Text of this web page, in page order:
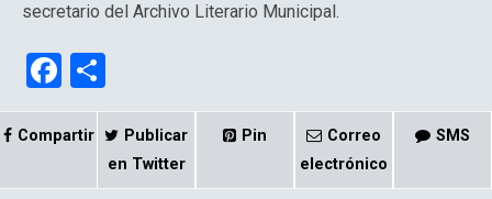
secretario del Archivo Literario Municipal.
F
a
ce
o
m
p
Compartir
Publicar
en Twitter
Pin
Correo
electrónico
SMS